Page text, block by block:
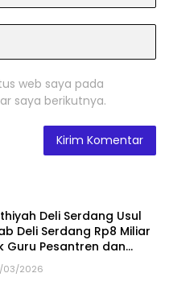
web saya pada
saya berikutnya.
Deli Serdang Usul
Deli Serdang Rp8 Miliar
Guru Pesantren dan
03/2026